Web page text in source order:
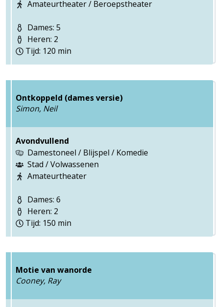
Amateurtheater / Beroepstheater
Dames: 5
Heren: 2
Tijd: 120 min
Ontkoppeld (dames versie)
Simon, Neil
Avondvullend
Damestoneel / Blijspel / Komedie
Stad / Volwassenen
Amateurtheater
Dames: 6
Heren: 2
Tijd: 150 min
Motie van wanorde
Cooney, Ray